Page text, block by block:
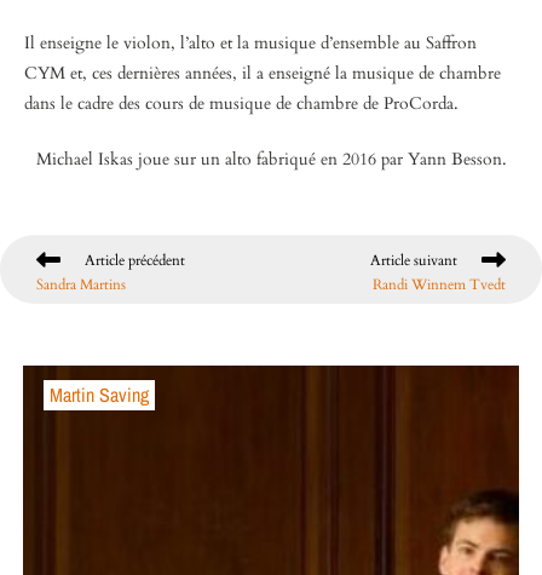
Il enseigne le violon, l’alto et la musique d’ensemble au Saffron
CYM et, ces dernières années, il a enseigné la musique de chambre
dans le cadre des cours de musique de chambre de ProCorda.
Michael Iskas joue sur un alto fabriqué en 2016 par Yann Besson.
Article précédent
Sandra Martins
Article suivant
Randi Winnem Tvedt
Martin Saving